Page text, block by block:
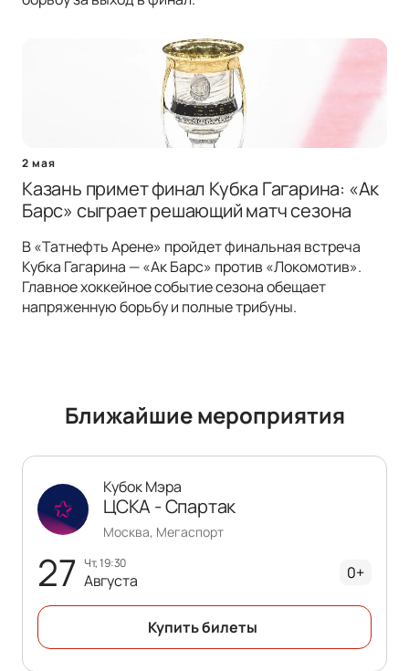
2 мая
Казань примет финал Кубка Гагарина: «Ак
Барс» сыграет решающий матч сезона
В «Татнефть Арене» пройдет финальная встреча
Кубка Гагарина — «Ак Барс» против «Локомотив».
Главное хоккейное событие сезона обещает
напряженную борьбу и полные трибуны.
Ближайшие мероприятия
27 чт, 19:30
Августа
Кубок Мэра
ЦСКА - Спартак
Москва, Мегаспорт
0+
Купить билеты